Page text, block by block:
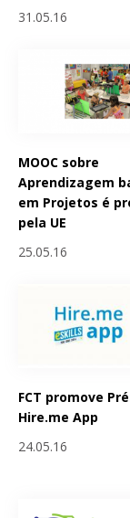
31.05.16
MOOC sobre
Aprendizagem
em Projetos é
pela UE
25.05.16
FCT promove
Hire.me App
24.05.16